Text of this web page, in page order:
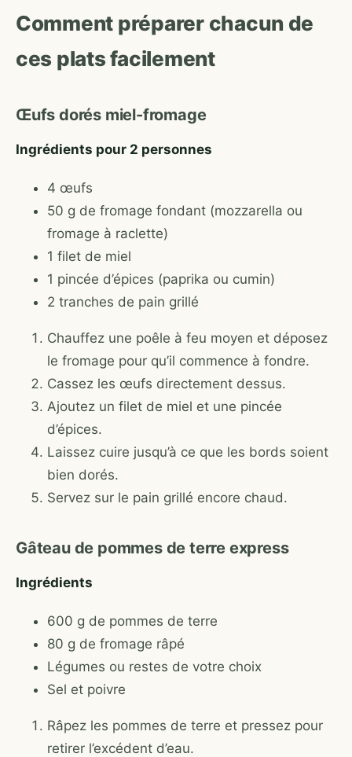
Comment préparer chacun de
ces plats facilement
Œufs dorés miel-fromage
Ingrédients pour 2 personnes
4 œufs
50 g de fromage fondant (mozzarella ou
fromage à raclette)
1 filet de miel
1 pincée d’épices (paprika ou cumin)
2 tranches de pain grillé
Chauffez une poêle à feu moyen et déposez
le fromage pour qu’il commence à fondre.
Cassez les œufs directement dessus.
Ajoutez un filet de miel et une pincée
d’épices.
Laissez cuire jusqu’à ce que les bords soient
bien dorés.
Servez sur le pain grillé encore chaud.
Gâteau de pommes de terre express
Ingrédients
600 g de pommes de terre
80 g de fromage râpé
Légumes ou restes de votre choix
Sel et poivre
Râpez les pommes de terre et pressez pour
retirer l’excédent d’eau.